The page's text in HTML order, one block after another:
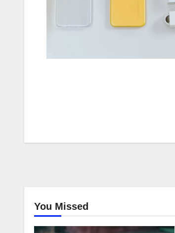
You Missed